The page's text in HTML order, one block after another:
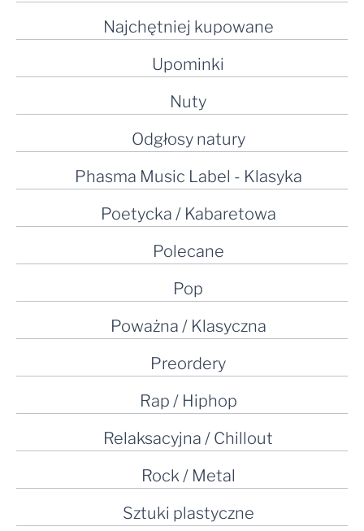
Najchętniej kupowane
Upominki
Nuty
Odgłosy natury
Phasma Music Label - Klasyka
Poetycka / Kabaretowa
Polecane
Pop
Poważna / Klasyczna
Preordery
Rap / Hiphop
Relaksacyjna / Chillout
Rock / Metal
Sztuki plastyczne